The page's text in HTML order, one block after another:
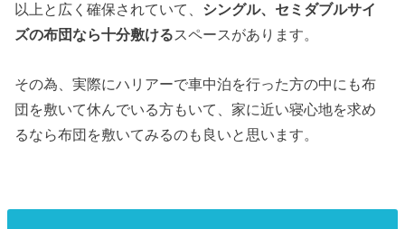
以上と広く確保されていて、 シングル、セミダブルサイ
ズの布団なら十分敷けるスペースがあります。
その為、実際にハリアーで車中泊を行った方の中にも布
団を敷いて休んでいる方もいて、家に近い寝心地を求め
るなら布団を敷いてみるのも良いと思います。